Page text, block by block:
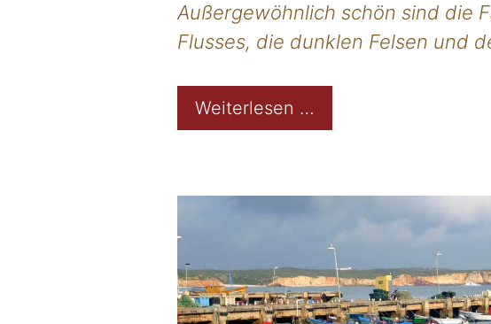
Außergewöhnlich schön sind die
Flusses, die dunklen Felsen und
Weiterlesen …